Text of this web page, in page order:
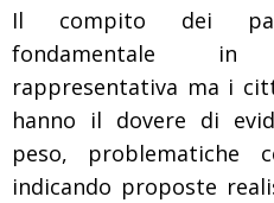
Il compito dei
fondamentale in
rappresentativa ma i
hanno il dovere di
peso, problematiche
indicando proposte